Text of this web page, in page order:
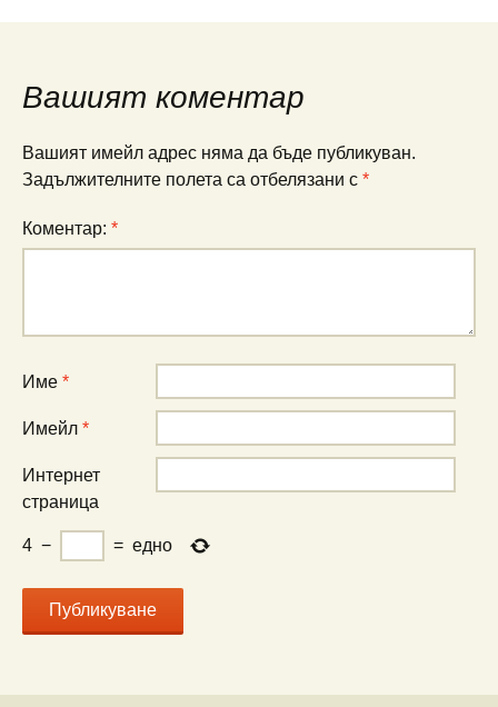
Вашият коментар
Вашият имейл адрес няма да бъде публикуван.
Задължителните полета са отбелязани с *
Коментар: *
Име *
Имейл *
Интернет
страница
4 − = едно